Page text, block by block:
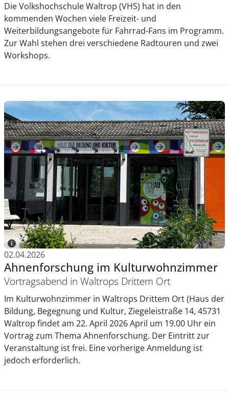
Die Volkshochschule Waltrop (VHS) hat in den
kommenden Wochen viele Freizeit- und
Weiterbildungsangebote für Fahrrad-Fans im Programm.
Zur Wahl stehen drei verschiedene Radtouren und zwei
Workshops.
02.04.2026
Ahnenforschung im Kulturwohnzimmer
Vortragsabend in Waltrops Drittem Ort
Im Kulturwohnzimmer in Waltrops Drittem Ort (Haus der
Bildung, Begegnung und Kultur, Ziegeleistraße 14, 45731
Waltrop findet am 22. April 2026 April um 19.00 Uhr ein
Vortrag zum Thema Ahnenforschung. Der Eintritt zur
Veranstaltung ist frei. Eine vorherige Anmeldung ist
jedoch erforderlich.